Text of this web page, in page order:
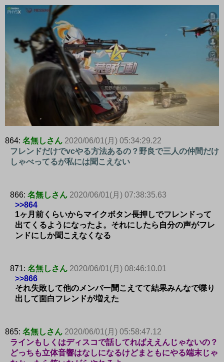
864: 名無しさん 2020/06/01(月) 05:34:29.22
フレンドだけでvcやる方法あるの？野良で三人の仲間だけ
しゃべってるが私には聞こえない
866: 名無しさん 2020/06/01(月) 07:38:35.63
>>864
1ヶ月前くらいからマイクボタン長押しでフレンドって
出てくるようになったよ。それにしたら自分の声がフレ
ンドにしか聞こえなくなる
871: 名無しさん 2020/06/01(月) 08:46:10.01
>>866
それ失敗して他のメンバー聞こえてて結果みんなで喋り
出して面白フレンドが増えた
865: 名無しさん 2020/06/01(月) 05:58:47.12
ラインもしくはディスコで話してればええんじゃないの？
どっちも立体音響はなしになるけどまともにやる端末じゃ